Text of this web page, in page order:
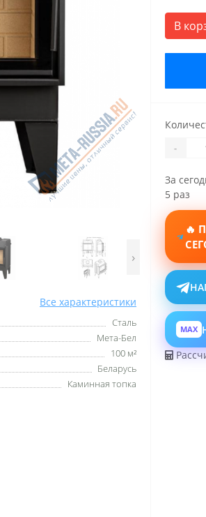
›
Все характеристики
Сталь
Мета-Бел
100 м²
Беларусь
Каминная топка
В
-
За
5 раз
🔥
MAX